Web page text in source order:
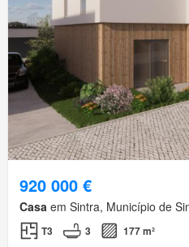
920 000 €
Casa em Sintra, Município de
T3 3 177 m²